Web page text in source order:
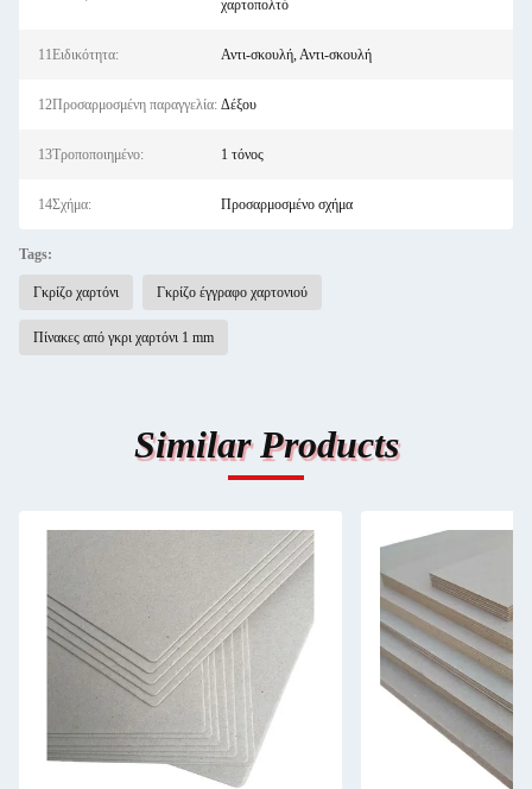
χαρτοπολτό
11Ειδικότητα: Αντι-σκουλή, Αντι-σκουλή
12Προσαρμοσμένη παραγγελία: Δέξου
13Τροποποιημένο: 1 τόνος
14Σχήμα: Προσαρμοσμένο σχήμα
Tags:
Γκρίζο χαρτόνι Γκρίζο έγγραφο χαρτονιού
Πίνακες από γκρι χαρτόνι 1 mm
Similar Products